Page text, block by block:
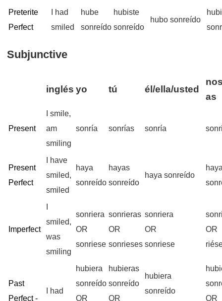
Preterite
Perfect
I had
smiled
hube
sonreído
hubiste
sonreído
hubo sonreído
Subjunctive
inglés yo tú él/ella/usted
as
Present
I smile,
am
smiling
sonría sonrías sonría
Present
Perfect
I have
smiled,
smiled
haya
sonreído
hayas
sonreído
haya sonreído
Imperfect
smiled,
was
smiling
sonriera
OR
sonriese
sonrieras
OR
sonrieses
sonriera
OR
sonriese
OR
Past
Perfect -
I had
hubiera
sonreído
OR
hubieras
sonreído
OR
hubiera
sonreído
OR